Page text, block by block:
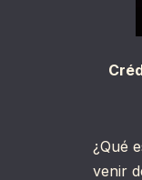
¿Qué
venir